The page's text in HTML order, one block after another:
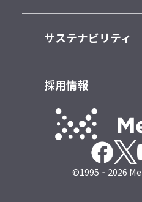
サステナビリティ
採用情報
©1995‐2026